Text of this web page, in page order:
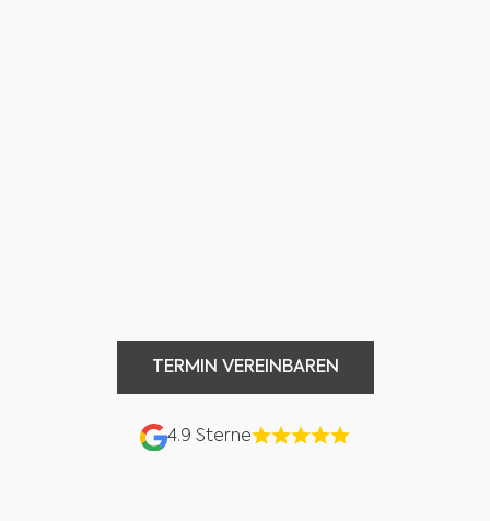
TERMIN VEREINBAREN
TERMIN VEREINBAREN
4.9 Sterne